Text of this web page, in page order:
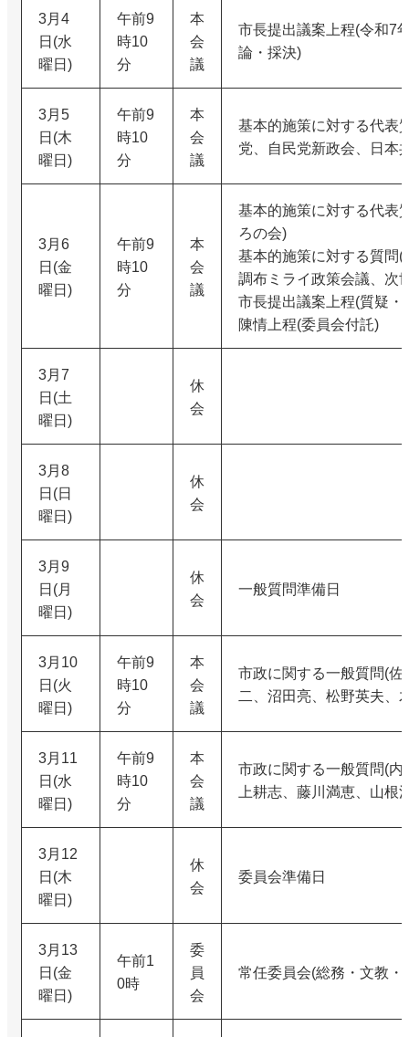
3月4
日(水
曜日)
午前9
時10
分
本
会
議
市長提出議案上程(令和7
論・採決)
3月5
日(木
曜日)
午前9
時10
分
本
会
議
基本的施策に対する代表
党、自民党新政会、日本
3月6
日(金
曜日)
午前9
時10
分
本
会
議
基本的施策に対する代表
ろの会)
基本的施策に対する質問
調布ミライ政策会議、次
市長提出議案上程(質疑・
陳情上程(委員会付託)
3月7
日(土
曜日)
休
会
3月8
日(日
曜日)
休
会
3月9
日(月
曜日)
休
会
一般質問準備日
3月10
日(火
曜日)
午前9
時10
分
本
会
議
市政に関する一般質問(
二、沼田亮、松野英夫、
3月11
日(水
曜日)
午前9
時10
分
本
会
議
市政に関する一般質問(
上耕志、藤川満恵、山根
3月12
日(木
曜日)
休
会
委員会準備日
3月13
日(金
曜日)
午前1
0時
委
員
会
常任委員会(総務・文教